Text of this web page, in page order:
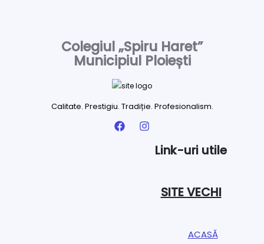
Colegiul „Spiru Haret”
Municipiul Ploiești
Calitate. Prestigiu. Tradiție. Profesionalism.
Link-uri utile
SITE VECHI
ACASĂ